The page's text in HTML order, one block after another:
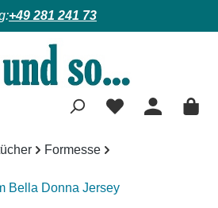
+49 281 241 73
Formesse
Bella Donna Jersey